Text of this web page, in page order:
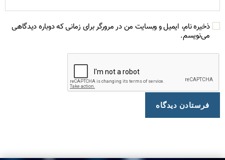
ذخیره نام، ایمیل و وبسایت من در مرورگر برای زمانی که دوباره دیدگاهی
می‌نویسم.